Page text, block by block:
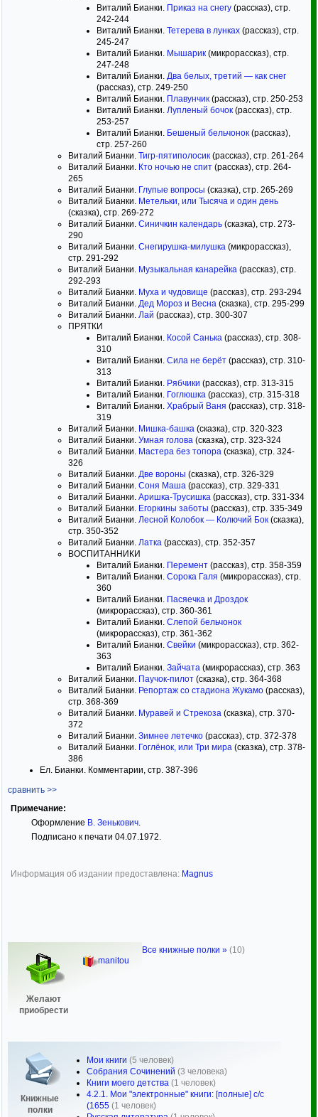
Виталий Бианки. Приказ на снегу (рассказ), стр.
242-244
Виталий Бианки. Тетерева в лунках (рассказ), стр.
245-247
Виталий Бианки. Мышарик (микрорассказ), стр.
247-248
Виталий Бианки. Два белых, третий — как снег
(рассказ), стр. 249-250
Виталий Бианки. Плавунчик (рассказ), стр. 250-253
Виталий Бианки. Лупленый бочок (рассказ), стр.
253-257
Виталий Бианки. Бешеный бельчонок (рассказ),
стр. 257-260
Виталий Бианки. Тигр-пятиполосик (рассказ), стр. 261-264
Виталий Бианки. Кто ночью не спит (рассказ), стр. 264-
265
Виталий Бианки. Глупые вопросы (сказка), стр. 265-269
Виталий Бианки. Метельки, или Тысяча и один день
(сказка), стр. 269-272
Виталий Бианки. Синичкин календарь (сказка), стр. 273-
290
Виталий Бианки. Снегирушка-милушка (микрорассказ),
стр. 291-292
Виталий Бианки. Музыкальная канарейка (рассказ), стр.
292-293
Виталий Бианки. Муха и чудовище (рассказ), стр. 293-294
Виталий Бианки. Дед Мороз и Весна (сказка), стр. 295-299
Виталий Бианки. Лай (рассказ), стр. 300-307
ПРЯТКИ
Виталий Бианки. Косой Санька (рассказ), стр. 308-
310
Виталий Бианки. Сила не берёт (рассказ), стр. 310-
313
Виталий Бианки. Рябчики (рассказ), стр. 313-315
Виталий Бианки. Гоглюшка (рассказ), стр. 315-318
Виталий Бианки. Храбрый Ваня (рассказ), стр. 318-
319
Виталий Бианки. Мишка-башка (сказка), стр. 320-323
Виталий Бианки. Умная голова (сказка), стр. 323-324
Виталий Бианки. Мастера без топора (сказка), стр. 324-
326
Виталий Бианки. Две вороны (сказка), стр. 326-329
Виталий Бианки. Соня Маша (рассказ), стр. 329-331
Виталий Бианки. Аришка-Трусишка (рассказ), стр. 331-334
Виталий Бианки. Егоркины заботы (рассказ), стр. 335-349
Виталий Бианки. Лесной Колобок — Колючий Бок (сказка),
стр. 350-352
Виталий Бианки. Латка (рассказ), стр. 352-357
ВОСПИТАННИКИ
Виталий Бианки. Перемент (рассказ), стр. 358-359
Виталий Бианки. Сорока Галя (микрорассказ), стр.
360
Виталий Бианки. Пасяечка и Дроздок
(микрорассказ), стр. 360-361
Виталий Бианки. Слепой бельчонок
(микрорассказ), стр. 361-362
Виталий Бианки. Свейки (микрорассказ), стр. 362-
363
Виталий Бианки. Зайчата (микрорассказ), стр. 363
Виталий Бианки. Паучок-пилот (сказка), стр. 364-368
Виталий Бианки. Репортаж со стадиона Жукамо (рассказ),
стр. 368-369
Виталий Бианки. Муравей и Стрекоза (сказка), стр. 370-
372
Виталий Бианки. Зимнее летечко (рассказ), стр. 372-378
Виталий Бианки. Гоглёнок, или Три мира (сказка), стр. 378-
386
Ел. Бианки. Комментарии, стр. 387-396
сравнить >>
Примечание:
Оформление В. Зенькович.
Подписано к печати 04.07.1972.
Информация об издании предоставлена: Magnus
Желают
приобрести
manitou
Книжные
полки
Мои книги (5 человек)
Собрания Сочинений (3 человека)
Книги моего детства (1 человек)
4.2.1. Мои "электронные" книги: [полные] с/с
(1655 (1 человек)
Все книжные полки » (10)